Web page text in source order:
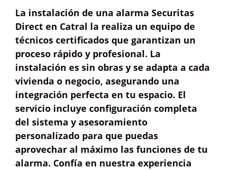
La instalación de una alarma Securitas
Direct en Catral la realiza un equipo de
técnicos certificados que garantizan un
proceso rápido y profesional. La
instalación es sin obras y se adapta a cada
vivienda o negocio, asegurando una
integración perfecta en tu espacio. El
servicio incluye configuración completa
del sistema y asesoramiento
personalizado para que puedas
aprovechar al máximo las funciones de tu
alarma. Confía en nuestra experiencia